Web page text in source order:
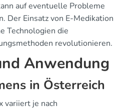
auf eventuelle Probleme
Der Einsatz von E-Medikation
Technologien die
revolutionieren.
Anwendung
in Österreich
variiert je nach